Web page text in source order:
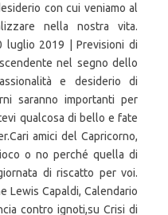
con cui veniamo al
nella nostra vita.
luglio 2019 | Previsioni di
nel segno dello
e desiderio di
saranno importanti per
qualcosa di bello e fate
amici del Capricorno,
o no perché quella di
di riscatto per voi.
Lewis Capaldi, Calendario
contro ignoti,su Crisi di